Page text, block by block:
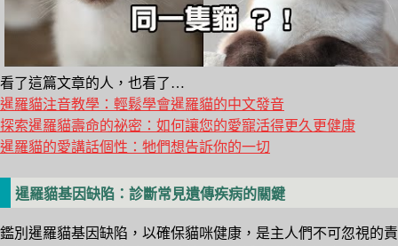
看了這篇文章的人，也看了…
暹羅貓注音教學：輕鬆學會暹羅貓的中文發音
探索暹羅貓壽命的祕密：如何讓您的愛寵活得更久更健康
暹羅貓的愛講話個性：牠們想告訴你的一切
暹羅貓基因缺陷：診斷常見遺傳疾病的關鍵
鑑別暹羅貓基因缺陷，以確保貓咪健康，是主人們不可忽視的責